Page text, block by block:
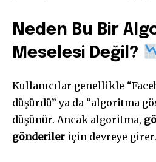
Neden Bu Bir
Meselesi Değil?
Kullanıcılar genellikle
düşürdü” ya da “algoritma
düşünür. Ancak algoritma,
gönderiler için devreye girer.